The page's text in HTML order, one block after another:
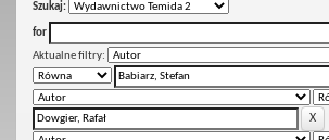
Szukaj:
for
Aktualne filtry: